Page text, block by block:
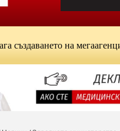
на мегаагенции,